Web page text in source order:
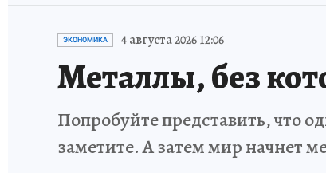
ЭКОНОМИКА 4 августа 2026 12:06
Металлы, без
Попробуйте представить, что
заметите. А затем мир начнет